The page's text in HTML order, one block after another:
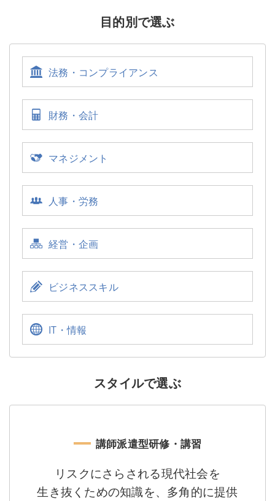
目的別で選ぶ
法務・コンプライアンス
民法を学ぶ
個人情報保護法を学ぶ
会社法を学ぶ
取適法（旧：下請法）を学ぶ
独占禁止法を学ぶ
建設業法を学ぶ
コンプライアンスを学ぶ
財務・会計
財務分析を学ぶ
マネジメント
内部統制を学ぶ
コーチングを学ぶ
リスクマネジメントを学ぶ
人事・労務
ハラスメントを学ぶ
労務管理を学ぶ
経営・企画
CSRを学ぶ
ビジネススキル
ロジカルシンキングを学ぶ
リーダーシップを学ぶ
ビジネスマナーを学ぶ
クレーム対応を学ぶ
IT・情報
情報セキュリティを学ぶ
スタイルで選ぶ
講師派遣型研修・講習
リスクにさらされる現代社会を
生き抜くための知識を、多角的に提供